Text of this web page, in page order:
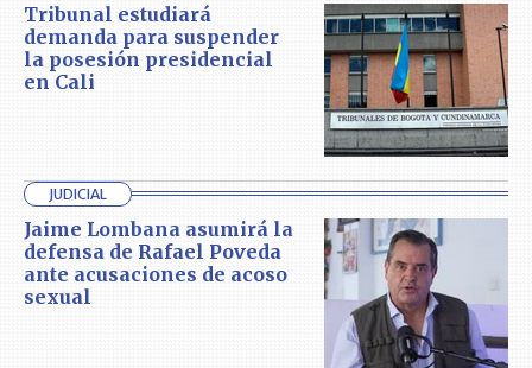
Tribunal estudiará
demanda para suspender
la posesión presidencial
en Cali
JUDICIAL
Jaime Lombana asumirá la
defensa de Rafael Poveda
ante acusaciones de acoso
sexual